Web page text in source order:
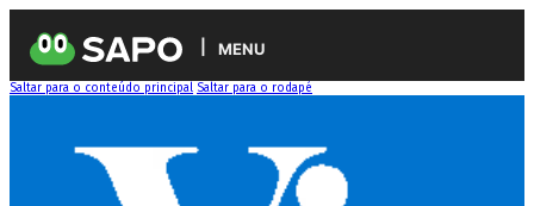
MENU
Saltar para o conteúdo principal Saltar para o rodapé